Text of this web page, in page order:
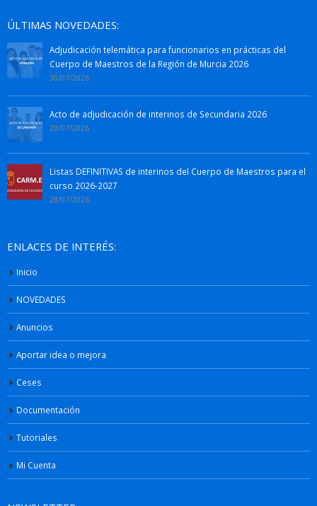
ÚLTIMAS NOVEDADES:
Adjudicación telemática para funcionarios en prácticas del
Cuerpo de Maestros de la Región de Murcia 2026
30/07/2026
Acto de adjudicación de interinos de Secundaria 2026
29/07/2026
Listas DEFINITIVAS de interinos del Cuerpo de Maestros para el
curso 2026-2027
28/07/2026
ENLACES DE INTERÉS:
Inicio
NOVEDADES
Anuncios
Aportar idea o mejora
Ceses
Documentación
Tutoriales
Mi Cuenta